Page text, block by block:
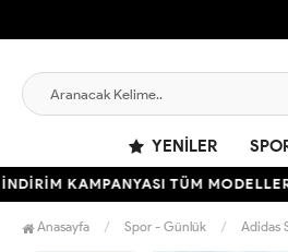
YENILER
KAMPANYASI TÜM MODELLERDE
Anasayfa Spor - Günlük Adidas